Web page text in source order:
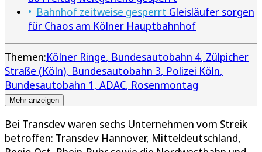
Bahnhof zeitweise gesperrt Gleisläufer sorgen
für Chaos am Kölner Hauptbahnhof
Themen:Kölner Ringe Bundesautobahn 4 Zülpicher
Straße (Köln) Bundesautobahn 3 Polizei Köln
Bundesautobahn 1 ADAC Rosenmontag
Mehr anzeigen
Bei Transdev waren sechs Unternehmen vom Streik
betroffen: Transdev Hannover, Mitteldeutschland,